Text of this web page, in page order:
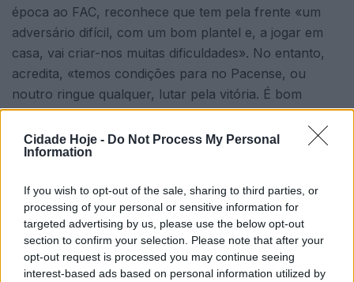
Cidade Hoje - Do Not Process My Personal
Information
If you wish to opt-out of the sale, sharing to third parties, or
processing of your personal or sensitive information for
targeted advertising by us, please use the below opt-out
section to confirm your selection. Please note that after your
opt-out request is processed you may continue seeing
interest-based ads based on personal information utilized by
época ao FAC, reconhece que tem pela frente «um
adversário difícil, com um bom plantel e, a jogar em
casa, vai criar-nos muitas dificuldades». No entanto,
acredita, «temos condições para no Pacense, ou
noutro ringue qualquer, lutar pela vitória. É bom
arrancar com uma dinâmica de vitória e assim
começarmos a definir os nossos objetivos» que
passam pela subida de divisão.